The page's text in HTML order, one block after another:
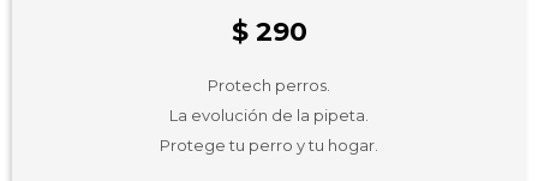
$ 290
Protech perros.
La evolución de la pipeta.
Protege tu perro y tu hogar.